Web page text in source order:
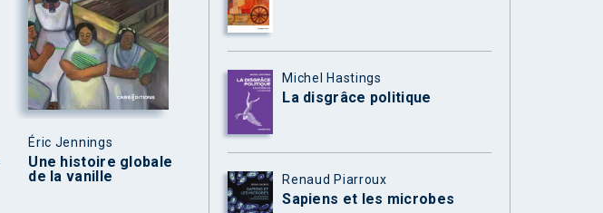
Éric Jennings
Une histoire globale
de la vanille
Michel Hastings
La disgrâce politique
Renaud Piarroux
Sapiens et les microbes